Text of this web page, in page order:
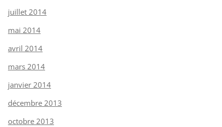
juillet 2014
mai 2014
avril 2014
mars 2014
janvier 2014
décembre 2013
octobre 2013